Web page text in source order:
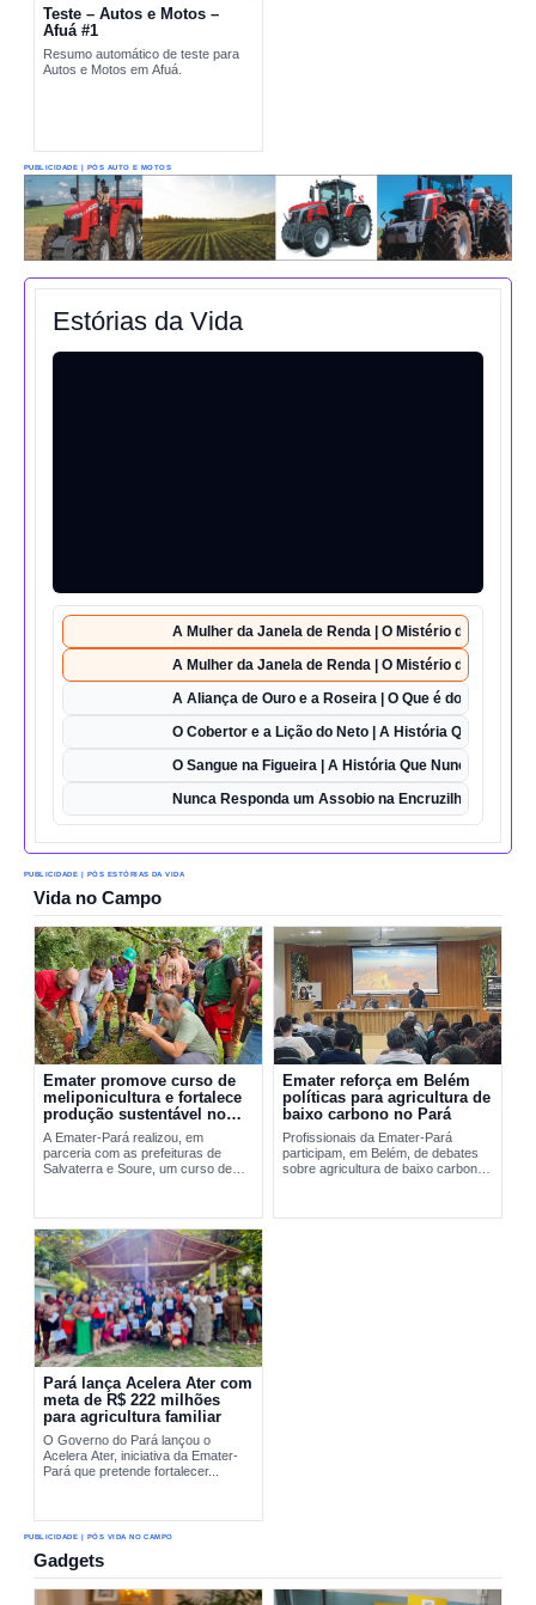
Teste – Autos e Motos –
Afuá #1
Resumo automático de teste para
Autos e Motos em Afuá.
PUBLICIDADE | PÓS AUTO E MOTOS
Estórias da Vida
A Mulher da Janela de Renda | O Mistério da Casa 42
A Mulher da Janela de Renda | O Mistério da Casa 42
A Aliança de Ouro e a Roseira | O Que é do Amor
O Cobertor e a Lição do Neto | A História Que Vai Te
O Sangue na Figueira | A História Que Nunca Foi
Nunca Responda um Assobio na Encruzilhada | O
PUBLICIDADE | PÓS ESTÓRIAS DA VIDA
Vida no Campo
Emater promove curso de
meliponicultura e fortalece
produção sustentável no
Marajó
A Emater-Pará realizou, em
parceria com as prefeituras de
Salvaterra e Soure, um curso de
sustentável de...
Emater reforça em Belém
políticas para agricultura de
baixo carbono no Pará
Profissionais da Emater-Pará
participam, em Belém, de debates
sobre agricultura de baixo carbono
Pará lança Acelera Ater com
meta de R$ 222 milhões
para agricultura familiar
O Governo do Pará lançou o
Acelera Ater, iniciativa da Emater-
Pará que pretende fortalecer...
PUBLICIDADE | PÓS VIDA NO CAMPO
Gadgets